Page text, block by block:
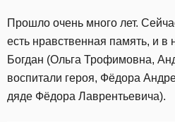
Прошло очень много лет.
есть нравственная память, и
Богдан (Ольга Трофимовна,
воспитали героя, Фёдора
дяде Фёдора Лаврентьевича).